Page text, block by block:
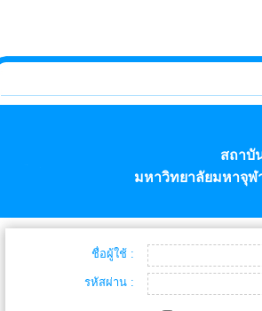
สถาบั
มหาวิทยาลัยมหาจุฬ
ชื่อผู้ใช้ :
รหัสผ่าน :